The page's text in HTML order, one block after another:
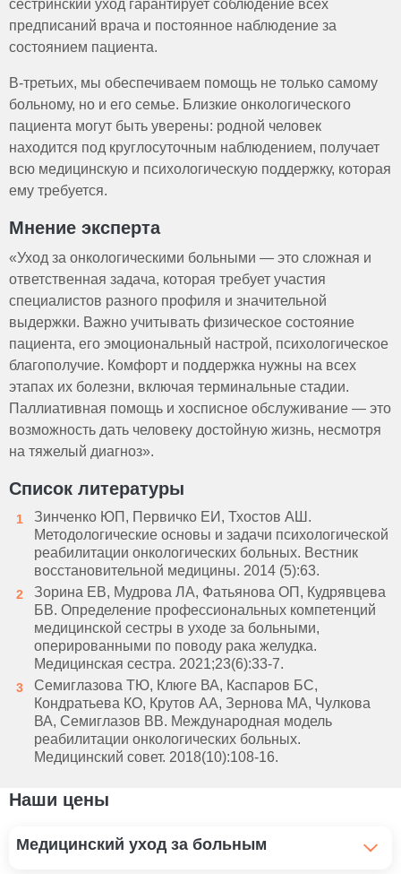
сестринский уход гарантирует соблюдение всех
предписаний врача и постоянное наблюдение за
состоянием пациента.
В-третьих, мы обеспечиваем помощь не только самому
больному, но и его семье. Близкие онкологического
пациента могут быть уверены: родной человек
находится под круглосуточным наблюдением, получает
всю медицинскую и психологическую поддержку, которая
ему требуется.
Мнение эксперта
«Уход за онкологическими больными — это сложная и
ответственная задача, которая требует участия
специалистов разного профиля и значительной
выдержки. Важно учитывать физическое состояние
пациента, его эмоциональный настрой, психологическое
благополучие. Комфорт и поддержка нужны на всех
этапах их болезни, включая терминальные стадии.
Паллиативная помощь и хосписное обслуживание — это
возможность дать человеку достойную жизнь, несмотря
на тяжелый диагноз».
Список литературы
Зинченко ЮП, Первичко ЕИ, Тхостов АШ.
Методологические основы и задачи психологической
реабилитации онкологических больных. Вестник
восстановительной медицины. 2014 (5):63.
Зорина ЕВ, Мудрова ЛА, Фатьянова ОП, Кудрявцева
БВ. Определение профессиональных компетенций
медицинской сестры в уходе за больными,
оперированными по поводу рака желудка.
Медицинская сестра. 2021;23(6):33-7.
Семиглазова ТЮ, Клюге ВА, Каспаров БС,
Кондратьева КО, Крутов АА, Зернова МА, Чулкова
ВА, Семиглазов ВВ. Международная модель
реабилитации онкологических больных.
Медицинский совет. 2018(10):108-16.
Наши цены
Медицинский уход за больным